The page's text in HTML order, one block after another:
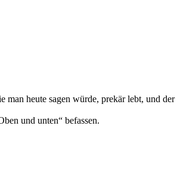
heute sagen würde, prekär lebt, und der
und unten“ befassen.